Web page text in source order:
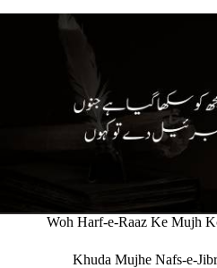
Woh Harf-e-Raaz Ke Mujh
Khuda Mujhe Nafs-e-